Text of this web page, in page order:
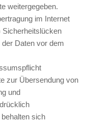
weitergegeben.
im Internet
Sicherheitslücken
Daten vor dem
zur Übersendung von
und
sich